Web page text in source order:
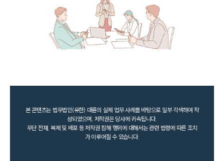
본 콘텐츠는 법무법인(유한) 대륜의 실제 업무 사례를 바탕으로 일부 각색하여 작
성되었으며, 저작권은 당사에 귀속됩니다.
무단 전재, 복제 및 배포 등 저작권 침해 행위에 대해서는 관련 법령에 따른 조치
가 이루어질 수 있습니다.